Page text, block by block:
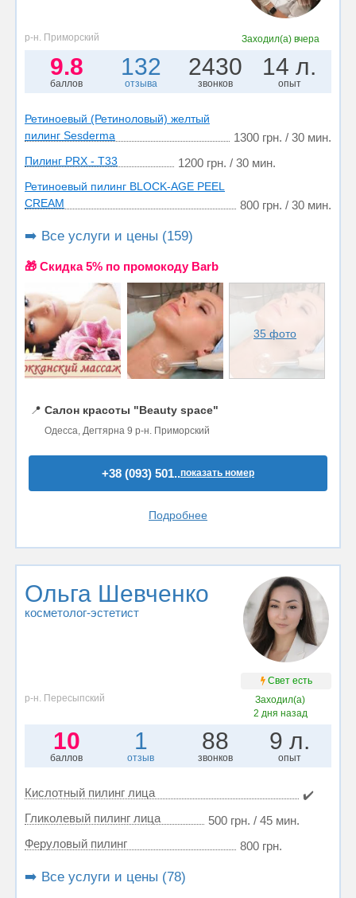
р-н. Приморский Заходил(а) вчера
9.8
баллов
132
отзыва
2430
звонков
14 л.
опыт
Ретиноевый (Ретиноловый) желтый
пилинг Sesderma
1300 грн. / 30 мин.
Пилинг PRX - T33 1200 грн. / 30 мин.
Ретиноевый пилинг BLOCK-AGE PEEL
CREAM
800 грн. / 30 мин.
➡️ Все услуги и цены (159)
🎁 Cкидка 5% по промокоду Barb
35 фото
📍 Салон красоты "Beauty space"
Одесса, Дегтярна 9 р-н. Приморский
+38 (093) 501..показать номер
Подробнее
Ольга Шевченко
косметолог-эстетист
Свет есть
р-н. Пересыпский
Заходил(а)
2 дня назад
10
баллов
1
отзыв
88
звонков
9 л.
опыт
Кислотный пилинг лица
✔️
Гликолевый пилинг лица
500 грн. / 45 мин.
Феруловый пилинг
800 грн.
➡️ Все услуги и цены (78)